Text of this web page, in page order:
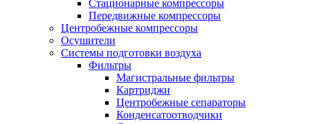
Стационарные компрессоры
Передвижные компрессоры
Центробежные компрессоры
Осушители
Системы подготовки воздуха
Фильтры
Магистральные фильтры
Картриджи
Центробежные сепараторы
Конденсатоотводчики